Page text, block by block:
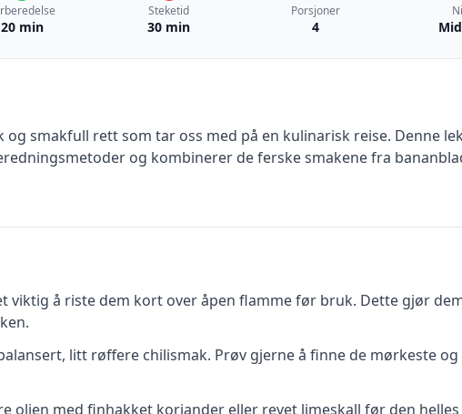
20 min
Steketid
30 min
Porsjoner
4
smakfull rett som tar oss med på en kulinarisk reise. Denne
og kombinerer de ferske smakene fra
viktig å riste dem kort over åpen flamme før bruk. Dette gjør
litt røffere chilismak. Prøv gjerne å finne de mørkeste
oljen med finhakket koriander eller revet limeskall før den